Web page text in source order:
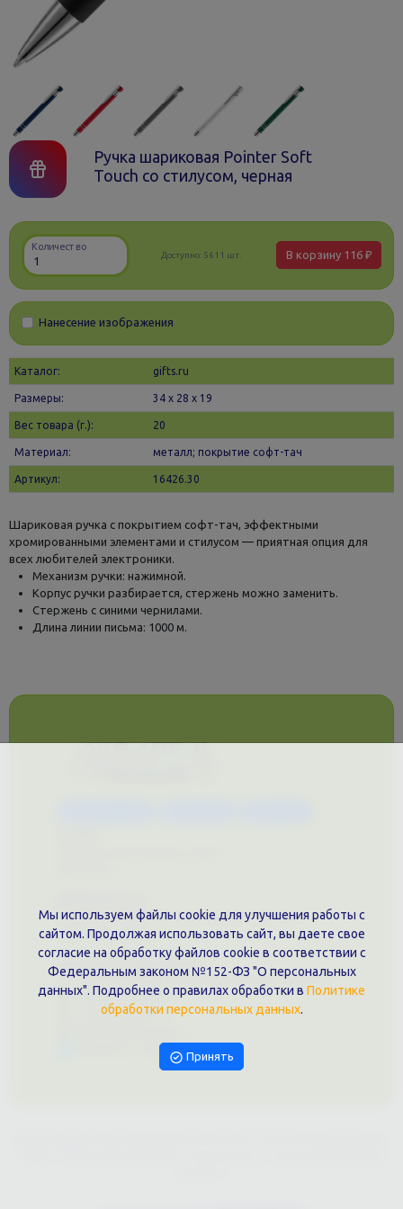
Ручка шариковая Pointer Soft
Touch со стилусом, черная
Количество
Доступно: 5611 шт. В корзину 116 ₽
Нанесение изображения
Каталог: gifts.ru
Размеры: 34 х 28 x 19
Вес товара (г.): 20
Материал: металл; покрытие софт-тач
Артикул: 16426.30
Шариковая ручка с покрытием софт-тач, эффектными
хромированными элементами и стилусом — приятная опция для
всех любителей электроники.
Механизм ручки: нажимной.
Корпус ручки разбирается, стержень можно заменить.
Стержень с синими чернилами.
Длина линии письма: 1000 м.
Политика обработки персональных данных
Публичная оферта
Контакты филиала
г. Краснодар, ул. Шоссе Нефтяников, 28, оф. 51
+7 (861)202-09-02
+7 (909)466-00-16
Написать в Telegram
Мы используем файлы cookie для улучшения работы с
сайтом. Продолжая использовать сайт, вы даете свое
согласие на обработку файлов cookie в соответствии с
Федеральным законом №152-ФЗ "О персональных
данных". Подробнее о правилах обработки в Политике
обработки персональных данных.
Принять